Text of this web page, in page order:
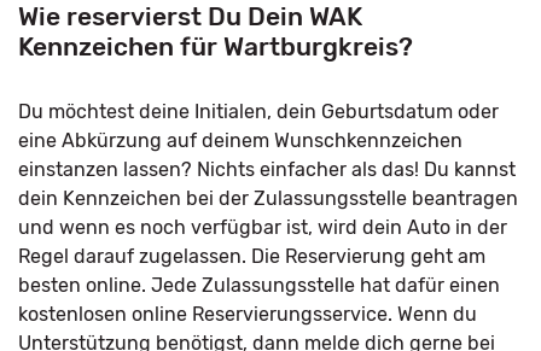
Wie reservierst Du Dein WAK
Kennzeichen für Wartburgkreis?
Du möchtest deine Initialen, dein Geburtsdatum oder
eine Abkürzung auf deinem Wunschkennzeichen
einstanzen lassen? Nichts einfacher als das! Du kannst
dein Kennzeichen bei der Zulassungsstelle beantragen
und wenn es noch verfügbar ist, wird dein Auto in der
Regel darauf zugelassen. Die Reservierung geht am
besten online. Jede Zulassungsstelle hat dafür einen
kostenlosen online Reservierungsservice. Wenn du
Unterstützung benötigst, dann melde dich gerne bei